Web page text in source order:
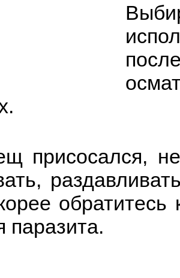
присосался,
обратитесь
паразита.